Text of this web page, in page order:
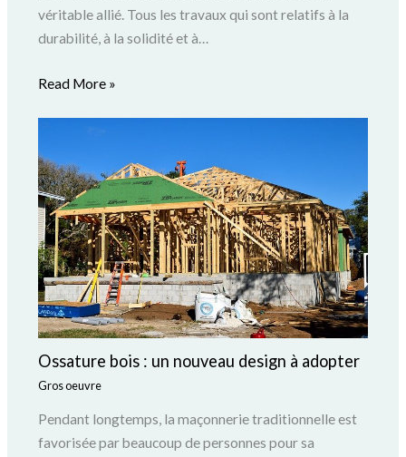
véritable allié. Tous les travaux qui sont relatifs à la
durabilité, à la solidité et à…
Read More »
Ossature bois : un nouveau design à adopter
Gros oeuvre
Pendant longtemps, la maçonnerie traditionnelle est
favorisée par beaucoup de personnes pour sa